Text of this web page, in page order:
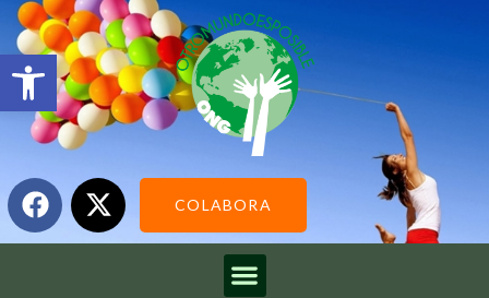
Abrir barra de herramientas
COLABORA